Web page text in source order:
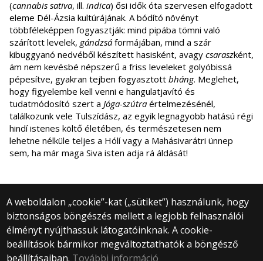
(cannabis sativa, ill. indica) ősi idők óta szervesen elfogadott
eleme Dél-Ázsia kultúrájának. A bódító növényt
többféleképpen fogyasztják: mind pipába tömni való
szárított levelek, gándzsá formájában, mind a szár
kibuggyanó nedvéből készített hasisként, avagy csaraszként,
ám nem kevésbé népszerű a friss leveleket golyóbissá
pépesítve, gyakran tejben fogyasztott bháng. Meglehet,
hogy figyelembe kell venni e hangulatjavító és
tudatmódosító szert a Jóga-szútra értelmezésénél,
találkozunk vele Tulszídász, az egyik legnagyobb hatású régi
hindí istenes költő életében, és természetesen nem
lehetne nélküle teljes a Hólí vagy a Mahásivarátri ünnep
sem, ha már maga Siva isten adja rá áldását!
A weboldalon „cookie”-kat („sütiket”) használunk, hogy
biztonságos böngészés mellett a legjobb felhasználói
élményt nyújthassuk látogatóinknak. A cookie-
beállítások bármikor megváltoztathatók a böngésző
beállításaiban. További információ
© 2025 Eötvös Loránd Tudományegyetem
Minden jog fenntartva.
1053 Budapest, Egyetem tér 1–3.
Központi telefonszám: +36 1 411 6500